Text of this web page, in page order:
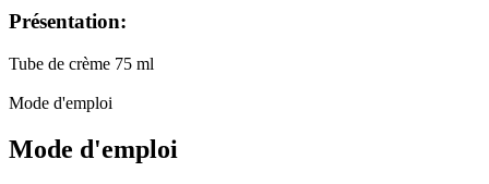
Présentation:
Tube de crème 75 ml
Mode d'emploi
Mode d'emploi